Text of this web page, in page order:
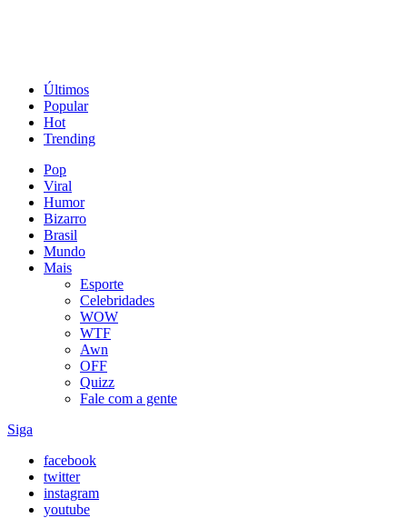
Últimos
Popular
Hot
Trending
Pop
Viral
Humor
Bizarro
Brasil
Mundo
Mais
Esporte
Celebridades
WOW
WTF
Awn
OFF
Quizz
Fale com a gente
Siga
facebook
twitter
instagram
youtube